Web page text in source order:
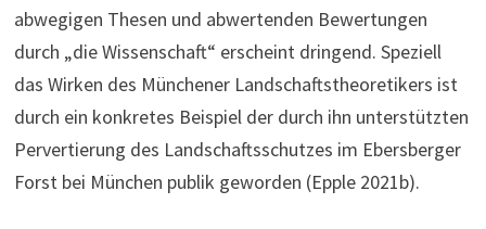
abwegigen Thesen und abwertenden Bewertungen
durch „die Wissenschaft“ erscheint dringend. Speziell
das Wirken des Münchener Landschaftstheoretikers ist
durch ein konkretes Beispiel der durch ihn unterstützten
Pervertierung des Landschaftsschutzes im Ebersberger
Forst bei München publik geworden (Epple 2021b).